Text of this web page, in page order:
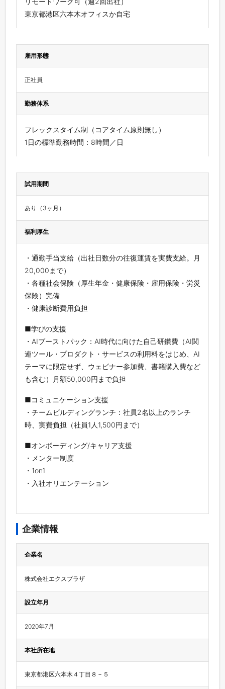
東京都港区六本木オフィスか自宅
雇用形態
正社員
勤務体系
フレックスタイム制（コアタイム原則無し）
1日の標準勤務時間：8時間／日
試用期間
あり（3ヶ月）
福利厚生
・通勤手当支給（出社日数分の往復運賃を実費支給。月
20,000まで）
・各種社会保険（厚生年金・健康保険・雇用保険・労災
保険）完備
・健康診断費用負担
■学びの支援
・AIブーストパック：AI時代に向けた自己研鑽費（AI関
連ツール・プロダクト・サービスの利用料をはじめ、AI
テーマに限定せず、ウェビナー参加費、書籍購入費など
も含む）月額50,000円まで負担
■コミュニケーション支援
・チームビルディングランチ：社員2名以上のランチ
時、実費負担（社員1人1,500円まで）
■オンボーディング/キャリア支援
・メンター制度
・1on1
・入社オリエンテーション
企業情報
企業名
株式会社エクスプラザ
設立年月
2020年7月
本社所在地
東京都港区六本木４丁目８－５